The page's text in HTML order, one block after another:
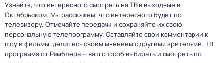
Узнайте, что интересного смотреть на ТВ в выходные в
Октябрьском. Мы расскажем, что интересного будет по
телевизору. Отмечайте передачи и сохраняйте их свою
персональную телепрограмму. Оставляйте свои комментарии к
шоу и фильмы, делитесь своим мнением с другими зрителями. ТВ
программа от Рамблера — ваш способ выбирать и смотреть по